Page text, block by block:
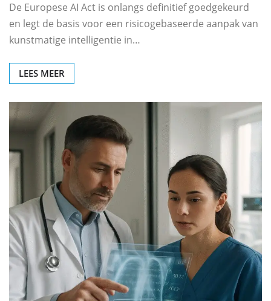
De Europese AI Act is onlangs definitief goedgekeurd
en legt de basis voor een risicogebaseerde aanpak van
kunstmatige intelligentie in…
LEES MEER